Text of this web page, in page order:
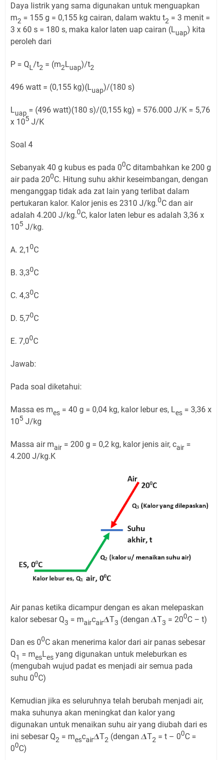
Daya listrik yang sama digunakan untuk menguapkan
m2 = 155 g = 0,155 kg cairan, dalam waktu t2 = 3 menit =
3 x 60 s = 180 s, maka kalor laten uap cairan (Luap) kita
peroleh dari
P = QL /t2 = (m2Luap)/t2
496 watt = (0,155 kg)(Luap)/(180 s)
Luap = (496 watt)(180 s)/(0,155 kg) = 576.000 J/K = 5,76
x 105 J/K
Soal 4
Sebanyak 40 g kubus es pada 00C ditambahkan ke 200 g
air pada 200C. Hitung suhu akhir keseimbangan, dengan
menganggap tidak ada zat lain yang terlibat dalam
pertukaran kalor. Kalor jenis es 2310 J/kg.0C dan air
adalah 4.200 J/kg.0C, kalor laten lebur es adalah 3,36 x
105 J/kg.
A. 2,10C
B. 3,30C
C. 4,30C
D. 5,70C
E. 7,00C
Jawab:
Pada soal diketahui:
Massa es mes = 40 g = 0,04 kg, kalor lebur es, Les = 3,36 x
105 J/kg
Massa air mair = 200 g = 0,2 kg, kalor jenis air, cair =
4.200 J/kg.K
Air panas ketika dicampur dengan es akan melepaskan
kalor sebesar Q3 = maircair𝜟T3 (dengan 𝜟T3 = 200C – t)
Dan es 00C akan menerima kalor dari air panas sebesar
Q1 = mesLes yang digunakan untuk meleburkan es
(mengubah wujud padat es menjadi air semua pada
suhu 00C)
Kemudian jika es seluruhnya telah berubah menjadi air,
maka suhunya akan meningkat dan kalor yang
digunakan untuk menaikan suhu air yang diubah dari es
ini sebesar Q2 = mescair𝜟T2 (dengan 𝜟T2 = t – 00C =
00C)